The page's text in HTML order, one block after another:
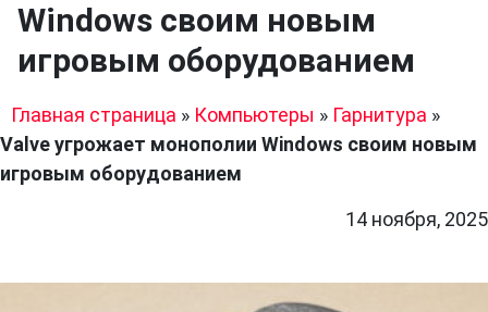
Windows своим новым
игровым оборудованием
Главная страница » Компьютеры » Гарнитура »
Valve угрожает монополии Windows своим новым
игровым оборудованием
14 ноября, 2025